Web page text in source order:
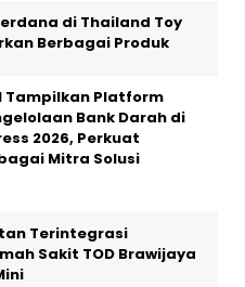
di Thailand Toy
Berbagai Produk
Tampilkan Platform
Bank Darah di
2026, Perkuat
Mitra Solusi
Terintegrasi
Sakit TOD Brawijaya